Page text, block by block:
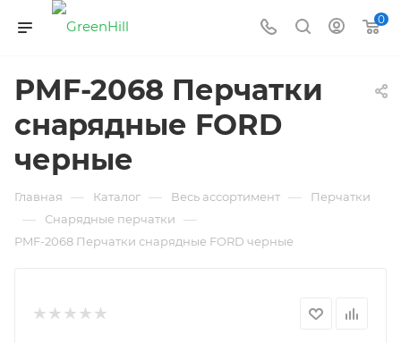
0
PMF-2068 Перчатки
снарядные FORD
черные
Главная — Каталог — Весь ассортимент — Перчатки
— Снарядные перчатки —
PMF-2068 Перчатки снарядные FORD черные